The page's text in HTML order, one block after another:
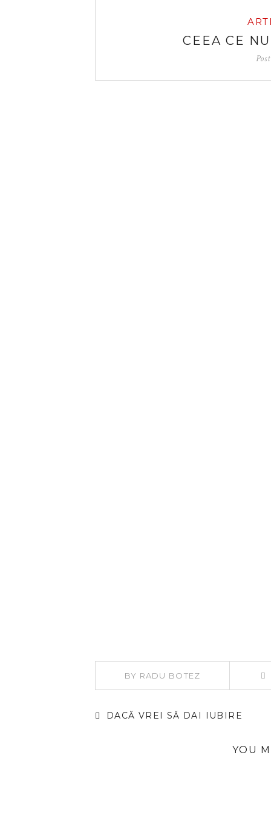
CEEA CE
BY RADU BOTEZ
DACĂ VREI SĂ DAI IUBIRE
YOU